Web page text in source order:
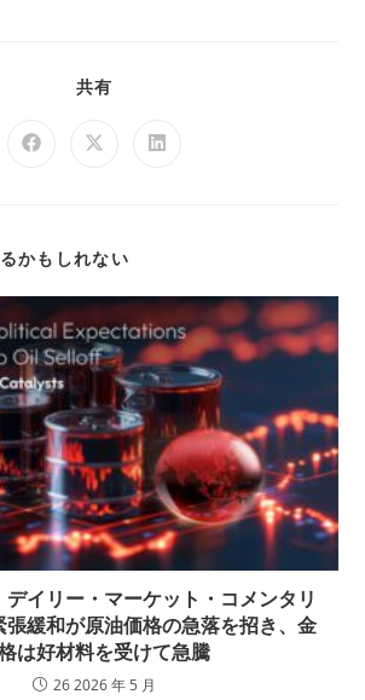
共有
かもしれない
イリー・マーケット・コメンタリ
張緩和が原油価格の急落を招き、金
は好材料を受けて急騰
26 2026 年 5 月